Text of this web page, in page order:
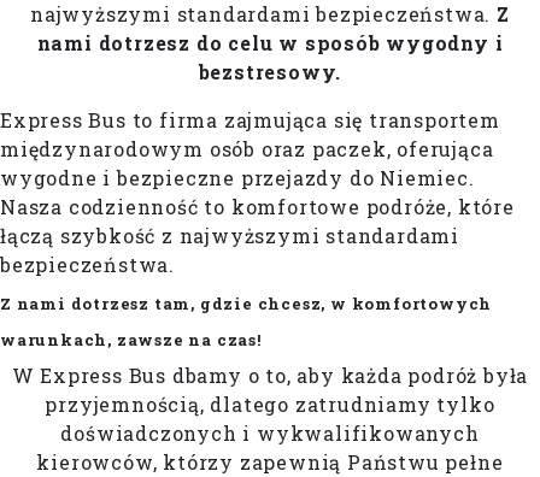
najwyższymi standardami bezpieczeństwa. Z
nami dotrzesz do celu w sposób wygodny i
bezstresowy.
Express Bus to firma zajmująca się transportem
międzynarodowym osób oraz paczek, oferująca
wygodne i bezpieczne przejazdy do Niemiec.
Nasza codzienność to komfortowe podróże, które
łączą szybkość z najwyższymi standardami
bezpieczeństwa.
Z nami dotrzesz tam, gdzie chcesz, w komfortowych
warunkach, zawsze na czas!
W Express Bus dbamy o to, aby każda podróż była
przyjemnością, dlatego zatrudniamy tylko
doświadczonych i wykwalifikowanych
kierowców, którzy zapewnią Państwu pełne